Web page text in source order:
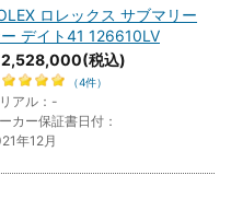
ロレックス サブマリー
デイト41 126610LV
2,528,000(税込)
（4件）
アル：-
カー保証書日付：
年12月